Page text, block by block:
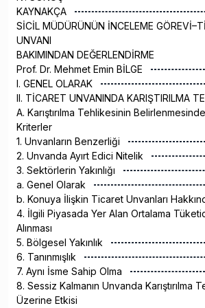
KAYNAKÇA
SİCİL MÜDÜRÜNÜN İNCELEME
UNVANI
BAKIMINDAN DEĞERLENDİRME
Prof. Dr. Mehmet Emin BİLGE
I. GENEL OLARAK
II. TİCARET UNVANINDA KARIŞTIRILMA
A. Karıştırılma Tehlikesinin
Kriterler
1. Unvanların Benzerliği
2. Unvanda Ayırt Edici Nitelik
3. Sektörlerin Yakınlığı
a. Genel Olarak
b. Konuya İlişkin Ticaret Unvanları
4. İlgili Piyasada Yer Alan Ortalama
Alınması
5. Bölgesel Yakınlık
6. Tanınmışlık
7. Aynı İsme Sahip Olma
8. Sessiz Kalmanın Unvanda Karıştırılma
Üzerine Etkisi